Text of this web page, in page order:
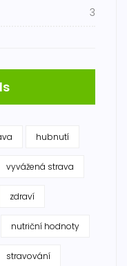
3
hubnutí
vyvážená strava
zdraví
nutriční hodnoty
stravování